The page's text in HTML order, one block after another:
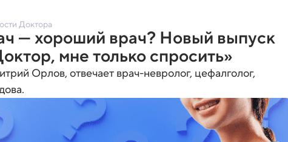
Доктора
— хороший врач? Новый выпуск
мне только спросить»
Орлов, отвечает врач-невролог, цефалголог,